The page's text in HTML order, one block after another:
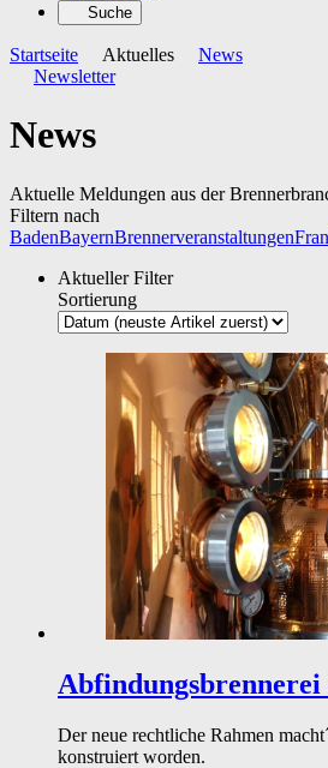
Suche
Startseite Aktuelles
News
Newsletter
News
Aktuelle Meldungen aus der
Filtern nach
BadenBayernBrennerveranstaltungen
Aktueller Filter
Sortierung
Abfindungsbrennerei
Der neue rechtliche Rahmen
konstruiert worden.